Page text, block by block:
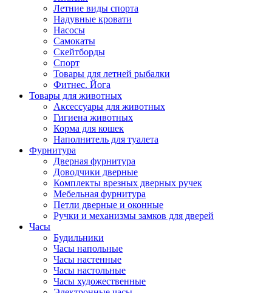
Летние виды спорта
Надувные кровати
Насосы
Самокаты
Скейтборды
Спорт
Товары для летней рыбалки
Фитнес. Йога
Товары для животных
Аксессуары для животных
Гигиена животных
Корма для кошек
Наполнитель для туалета
Фурнитура
Дверная фурнитура
Доводчики дверные
Комплекты врезных дверных ручек
Мебельная фурнитура
Петли дверные и оконные
Ручки и механизмы замков для дверей
Часы
Будильники
Часы напольные
Часы настенные
Часы настольные
Часы художественные